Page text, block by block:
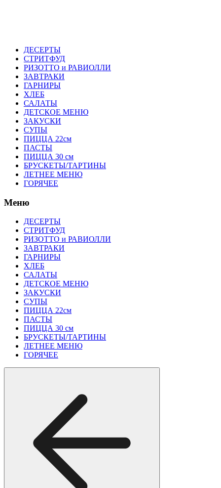
ДЕСЕРТЫ
СТРИТФУД
РИЗОТТО и РАВИОЛЛИ
ЗАВТРАКИ
ГАРНИРЫ
ХЛЕБ
САЛАТЫ
ДЕТСКОЕ МЕНЮ
ЗАКУСКИ
СУПЫ
ПИЦЦА 22см
ПАСТЫ
ПИЦЦА 30 см
БРУСКЕТЫ/ТАРТИНЫ
ЛЕТНЕЕ МЕНЮ
ГОРЯЧЕЕ
Меню
ДЕСЕРТЫ
СТРИТФУД
РИЗОТТО и РАВИОЛЛИ
ЗАВТРАКИ
ГАРНИРЫ
ХЛЕБ
САЛАТЫ
ДЕТСКОЕ МЕНЮ
ЗАКУСКИ
СУПЫ
ПИЦЦА 22см
ПАСТЫ
ПИЦЦА 30 см
БРУСКЕТЫ/ТАРТИНЫ
ЛЕТНЕЕ МЕНЮ
ГОРЯЧЕЕ